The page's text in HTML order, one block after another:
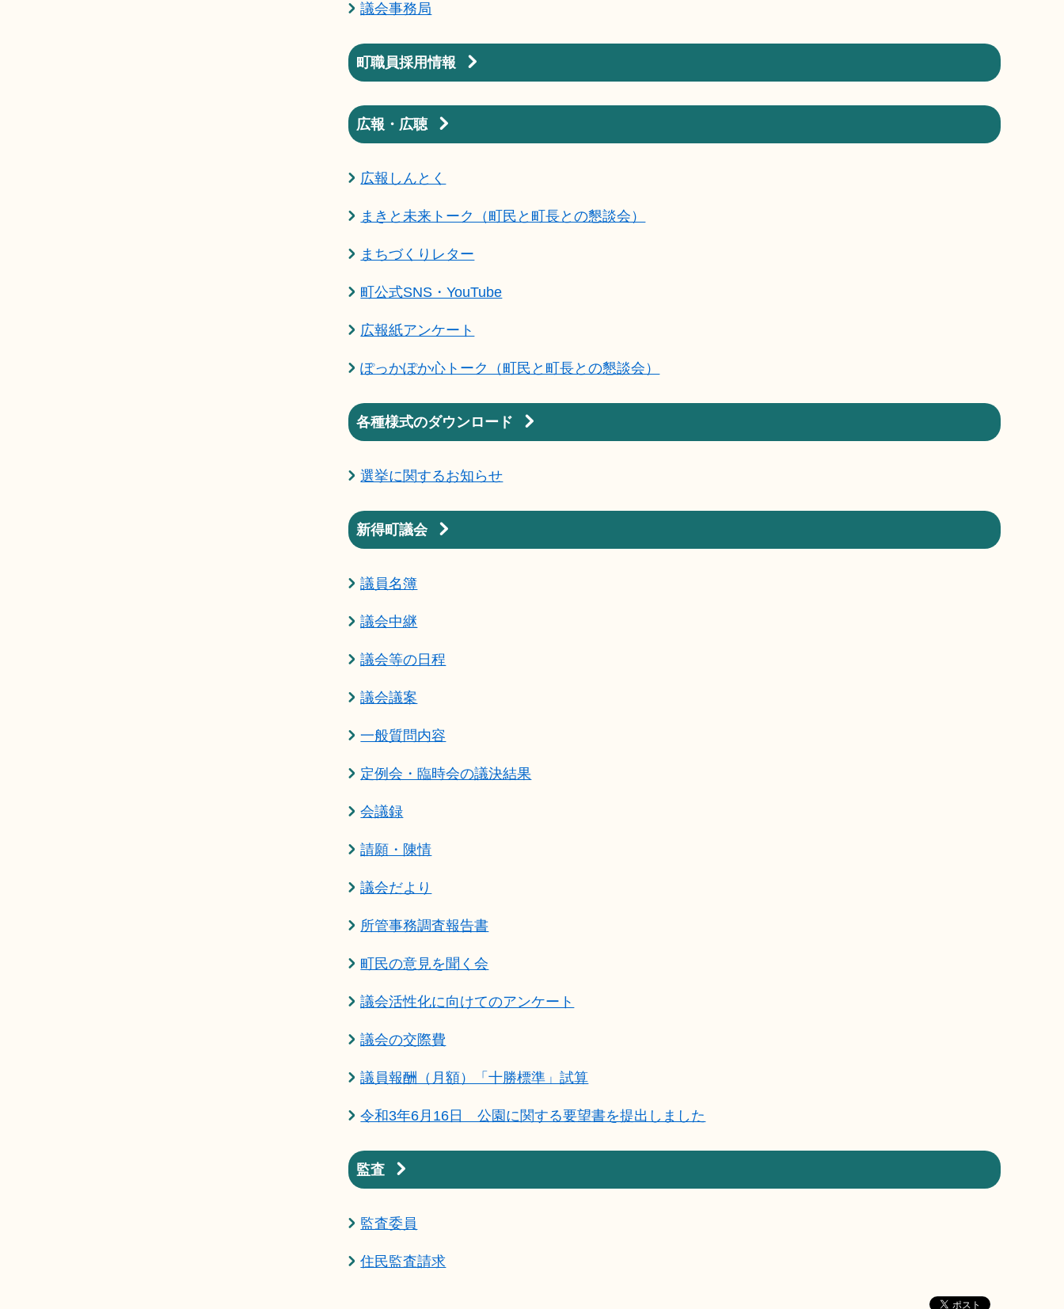
議会事務局
町職員採用情報
広報・広聴
広報しんとく
まきと未来トーク（町民と町長との懇談会）
まちづくりレター
町公式SNS・YouTube
広報紙アンケート
ぽっかぽか心トーク（町民と町長との懇談会）
各種様式のダウンロード
選挙に関するお知らせ
新得町議会
議員名簿
議会中継
議会等の日程
議会議案
一般質問内容
定例会・臨時会の議決結果
会議録
請願・陳情
議会だより
所管事務調査報告書
町民の意見を聞く会
議会活性化に向けてのアンケート
議会の交際費
議員報酬（月額）「十勝標準」試算
令和3年6月16日 公園に関する要望書を提出しました
監査
監査委員
住民監査請求